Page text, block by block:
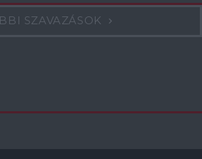
SZAVAZÁSOK